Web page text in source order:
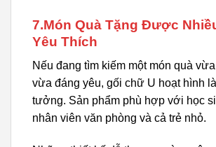
7.Món Quà Tặng Được
Yêu Thích
Nếu đang tìm kiếm một món quà
vừa đáng yêu, gối chữ U hoạt hình
tưởng. Sản phẩm phù hợp với học
nhân viên văn phòng và cả trẻ nhỏ.